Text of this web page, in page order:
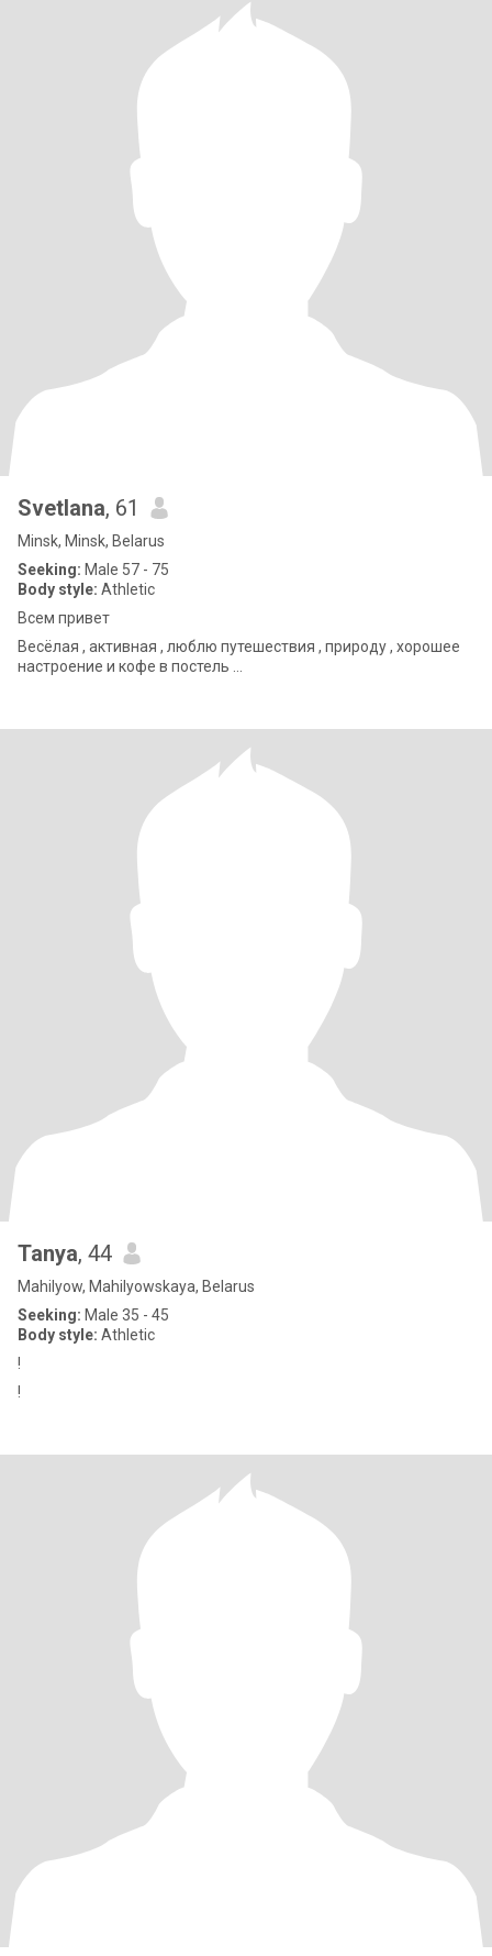
Svetlana, 61
Minsk, Minsk, Belarus
Seeking: Male 57 - 75
Body style: Athletic
Всем привет
Весёлая , активная , люблю путешествия , природу , хорошее
настроение и кофе в постель …
Tanya, 44
Mahilyow, Mahilyowskaya, Belarus
Seeking: Male 35 - 45
Body style: Athletic
!
!